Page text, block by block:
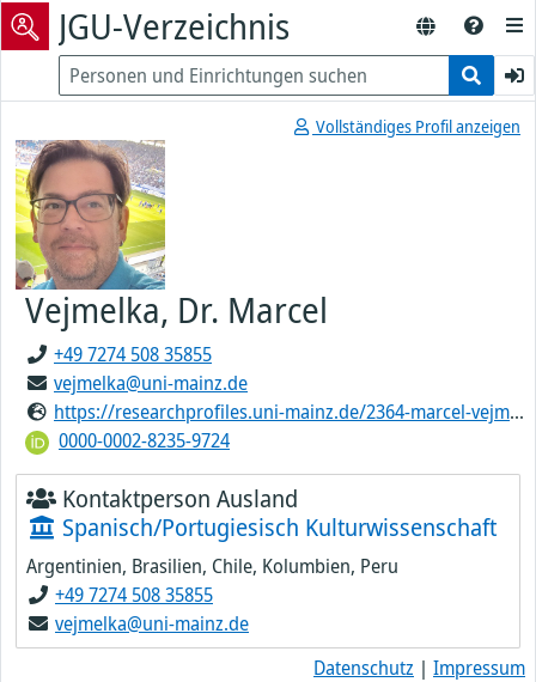
JGU-Verzeichnis
Vollständiges Profil anzeigen
Vejmelka, Dr. Marcel
+49 7274 508 35855
vejmelka@uni-mainz.de
https://researchprofiles.uni-mainz.de/2364-marcel-vejmelka
0000-0002-8235-9724
Kontaktperson Ausland
Spanisch/Portugiesisch Kulturwissenschaft
Argentinien, Brasilien, Chile, Kolumbien, Peru
+49 7274 508 35855
vejmelka@uni-mainz.de
Datenschutz | Impressum